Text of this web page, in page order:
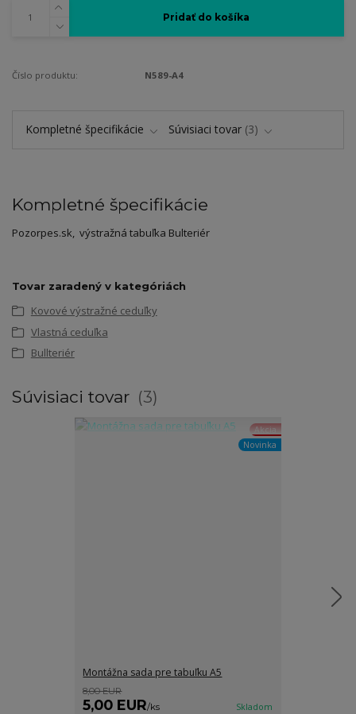
Pridať do košíka
Číslo produktu: N589-A4
Kompletné špecifikácie Súvisiaci tovar 3
Kompletné špecifikácie
Pozorpes.sk, výstražná tabuľka Bulteriér
Tovar zaradený v kategóriách
Kovové výstražné ceduľky
Vlastná ceduľka
Bullteriér
Súvisiaci tovar 3
Akcia
Novinka
Montážna sada pre tabuľku A5
8,00 EUR
5,00 EUR/ks Skladom